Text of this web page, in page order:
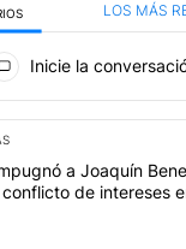
LOS MÁS
Inicie la
los artículos con más
con el título "Di
a Joaquín
de intereses